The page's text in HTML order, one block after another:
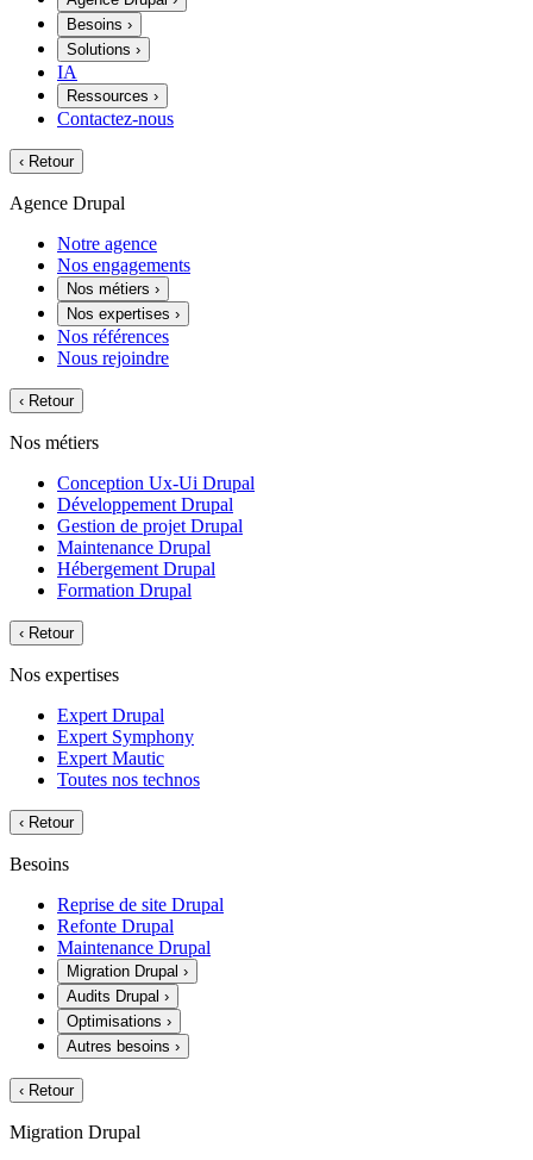
Besoins ›
Solutions ›
IA
Ressources ›
Contactez-nous
‹ Retour
Agence Drupal
Notre agence
Nos engagements
Nos métiers ›
Nos expertises ›
Nos références
Nous rejoindre
‹ Retour
Nos métiers
Conception Ux-Ui Drupal
Développement Drupal
Gestion de projet Drupal
Maintenance Drupal
Hébergement Drupal
Formation Drupal
‹ Retour
Nos expertises
Expert Drupal
Expert Symphony
Expert Mautic
Toutes nos technos
‹ Retour
Besoins
Reprise de site Drupal
Refonte Drupal
Maintenance Drupal
Migration Drupal ›
Audits Drupal ›
Optimisations ›
Autres besoins ›
‹ Retour
Migration Drupal